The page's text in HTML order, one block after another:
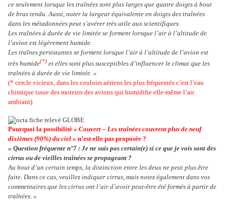
ce seulement lorsque les traînées sont plus larges que quatre doigts à bout
de bras tendu. Aussi, noter la largeur équivalente en doigts des traînées
dans les métadonnées peut s’avérer très utile aux scientifiques.
Les traînées à durée de vie limitée se forment lorsque l’air à l’altitude de
l’avion est légèrement humide.
Les traînes persistantes se forment lorsque l’air à l’altitude de l’avion est
très humide(*) et elles sont plus susceptibles d’influencer le climat que les
traînées à durée de vie limitée. »
(* cercle vicieux, dans les couloirs aériens les plus fréquentés c’est l’eau
chimique issue des moteurs des avions qui humidifie elle-même l’air
ambiant)
Pourquoi la possibilité « Couvert – Les traînées couvrent plus de neuf
dixièmes (90%) du ciel » n’est-elle pas proposée ?
« Question fréquente n°7 : Je ne suis pas certain(e) si ce que je vois sont des
cirrus ou de vieilles traînées se propageant ?
Au bout d’un certain temps, la distinction entre les deux ne peut plus être
faite. Dans ce cas, veuillez indiquer cirrus, mais notez également dans vos
commentaires que les cirrus ont l’air d’avoir peut-être été formés à partir de
traînées. »